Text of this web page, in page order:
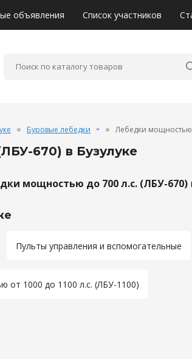
объявления Список участников
Буровые лебедки Лебедки мощностью
670) в Бузулуке
мощностью до 700 л.с. (ЛБУ-670)
Пульты управления и вспомогательные
от 1000 до 1100 л.с. (ЛБУ-1100)